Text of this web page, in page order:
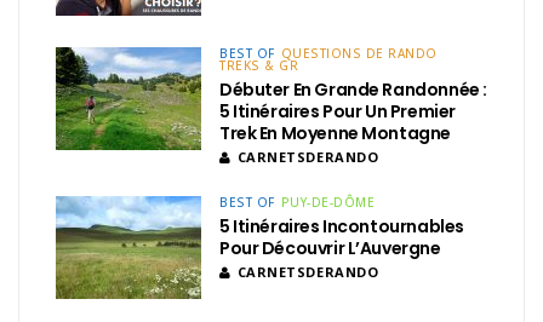
BEST OF QUESTIONS DE RANDO
TREKS & GR
Débuter En Grande Randonnée :
5 Itinéraires Pour Un Premier
Trek En Moyenne Montagne
CARNETSDERANDO
BEST OF PUY-DE-DÔME
5 Itinéraires Incontournables
Pour Découvrir L’Auvergne
CARNETSDERANDO